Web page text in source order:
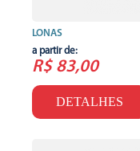
LONAS
a partir de:
R$ 83,00
DETALHES